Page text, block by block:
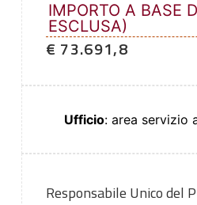
IMPORTO A BASE
ESCLUSA)
€ 73.691,8
Ufficio: area servizio
Responsabile Unico del